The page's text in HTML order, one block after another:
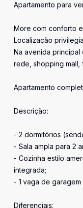
Apartamento para
More com conforto
Localização
Na avenida principal
rede, shopping mall,
Apartamento
Descrição:
- 2 dormitórios
- Sala ampla para 2
- Cozinha estilo
integrada;
- 1 vaga de
Diferenciais: